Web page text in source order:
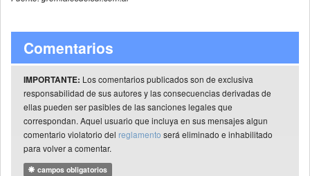
Comentarios
IMPORTANTE: Los comentarios publicados son de exclusiva
responsabilidad de sus autores y las consecuencias derivadas de
ellas pueden ser pasibles de las sanciones legales que
correspondan. Aquel usuario que incluya en sus mensajes algun
comentario violatorio del reglamento será eliminado e inhabilitado
para volver a comentar.
campos obligatorios